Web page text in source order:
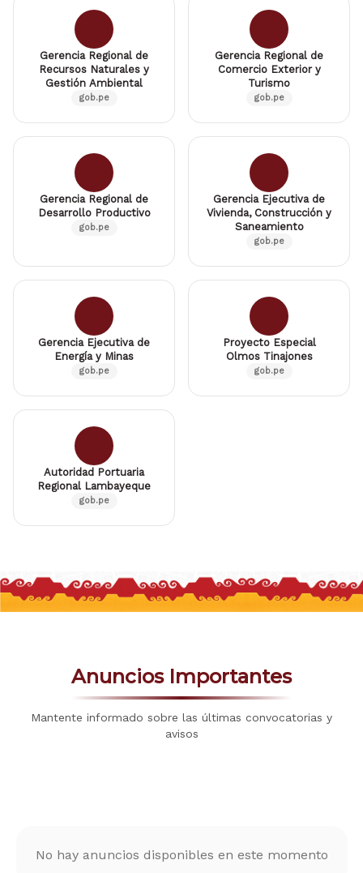
Gerencia Regional de
Recursos Naturales y
Gestión Ambiental
gob.pe
Gerencia Regional de
Comercio Exterior y
Turismo
gob.pe
Gerencia Regional de
Desarrollo Productivo
gob.pe
Gerencia Ejecutiva de
Vivienda, Construcción y
Saneamiento
gob.pe
Gerencia Ejecutiva de
Energía y Minas
gob.pe
Proyecto Especial
Olmos Tinajones
gob.pe
Autoridad Portuaria
Regional Lambayeque
gob.pe
Anuncios Importantes
Mantente informado sobre las últimas convocatorias y
avisos
No hay anuncios disponibles en este momento